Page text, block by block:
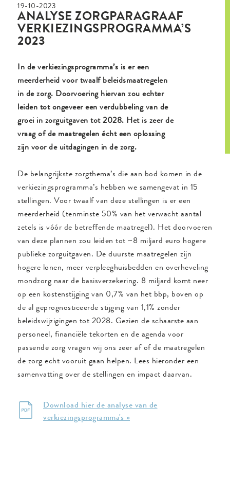
19-10-2023
ANALYSE ZORGPARAGRAAF
VERKIEZINGSPROGRAMMA’S
2023
In de verkiezingsprogramma’s is er een
meerderheid voor twaalf beleidsmaatregelen
in de zorg. Doorvoering hiervan zou echter
leiden tot ongeveer een verdubbeling van de
groei in zorguitgaven tot 2028. Het is zeer de
vraag of de maatregelen écht een oplossing
zijn voor de uitdagingen in de zorg.
De belangrijkste zorgthema’s die aan bod komen in de
verkiezingsprogramma’s hebben we samengevat in 15
stellingen. Voor twaalf van deze stellingen is er een
meerderheid (tenminste 50% van het verwacht aantal
zetels is vóór de betreffende maatregel). Het doorvoeren
van deze plannen zou leiden tot ~8 miljard euro hogere
publieke zorguitgaven. De duurste maatregelen zijn
hogere lonen, meer verpleeghuisbedden en overheveling
mondzorg naar de basisverzekering. 8 miljard komt neer
op een kostenstijging van 0,7% van het bbp, boven op
de al geprognosticeerde stijging van 1,1% zonder
beleidswijzigingen tot 2028. Gezien de schaarste aan
personeel, financiële tekorten en de agenda voor
passende zorg vragen wij ons zeer af of de maatregelen
de zorg echt vooruit gaan helpen. Lees hieronder een
samenvatting over de stellingen en impact daarvan.
Download hier de analyse van de
verkiezingsprogramma's »